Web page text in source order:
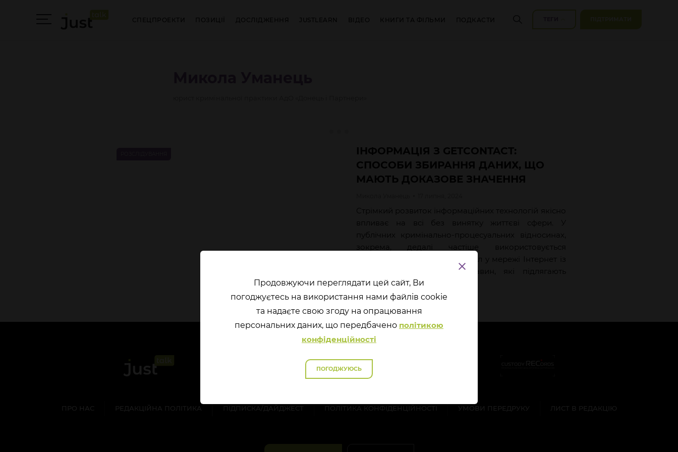
СПЕЦПРОЕКТИ ПОЗИЦІЇ ДОСЛІДЖЕННЯ JUSTLEARN ВІДЕО КНИГИ ТА ФІЛЬМИ ПОДКАСТИ
ІНФОРМАЦІЯ З GETCONTACT:
СПОСОБИ ЗБИРАННЯ ДАНИХ, ЩО
МАЮТЬ ДОКАЗОВЕ ЗНАЧЕННЯ
Стрімкий розвиток інформаційних технологій якісно
впливає на всі без винятку життєві сфери. У
публічних кримінально-процесуальних відносинах,
зокрема, дедалі частіше використовується
інформація з відкритих джерел у мережі Інтернет із
метою підтвердження обставин, які підлягають
доказуванню.
Продовжуючи переглядати цей сайт, Ви
погоджуєтесь на використання нами файлів cookie
та надаєте свою згоду на опрацювання
перcональних даних, що передбачено політикою
конфіденційності
ПОГОДЖУЮСЬ
ПРО НАС РЕДАКЦІЙНА ПОЛІТИКА ПІДПИСКА/ДАЙДЖЕСТ ПОЛІТИКА КОНФІДЕНЦІЙНОСТІ УМОВИ ПЕРЕДРУКУ ЛИСТ В РЕДАКЦІЮ